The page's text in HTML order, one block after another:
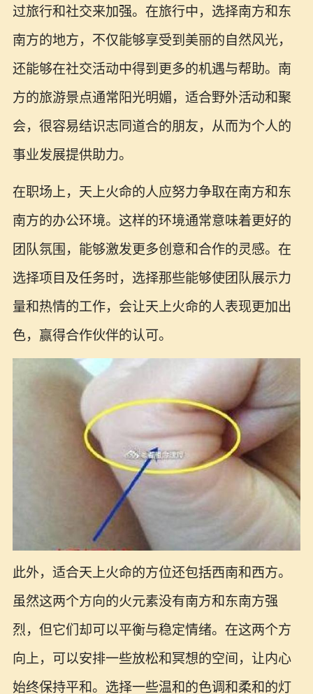
过旅行和社交来加强。在旅行中，选择南方和东
南方的地方，不仅能够享受到美丽的自然风光，
还能够在社交活动中得到更多的机遇与帮助。南
方的旅游景点通常阳光明媚，适合野外活动和聚
会，很容易结识志同道合的朋友，从而为个人的
事业发展提供助力。
在职场上，天上火命的人应努力争取在南方和东
南方的办公环境。这样的环境通常意味着更好的
团队氛围，能够激发更多创意和合作的灵感。在
选择项目及任务时，选择那些能够使团队展示力
量和热情的工作，会让天上火命的人表现更加出
色，赢得合作伙伴的认可。
此外，适合天上火命的方位还包括西南和西方。
虽然这两个方向的火元素没有南方和东南方强
烈，但它们却可以平衡与稳定情绪。在这两个方
向上，可以安排一些放松和冥想的空间，让内心
始终保持平和。选择一些温和的色调和柔和的灯